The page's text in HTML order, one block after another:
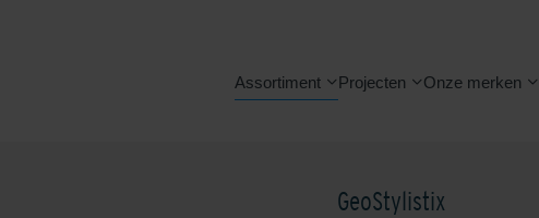
Assortiment Projecten Onze merken
GeoStylistix